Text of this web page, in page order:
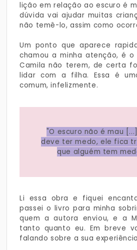
lição em relação ao escuro é
dúvida vai ajudar muitas
não temê-lo, assim como
Um ponto que aparece
chamou a minha atenção, é
Camila não terem, de certa
lidar com a filha. Essa é
comum, infelizmente.
"O escuro não é mau
deve ter medo, ele fica
que alguém tem
Li essa obra e fiquei
passei o livro para minha
quem a autora enviou, e a
tanto quanto eu. Em breve
falando sobre a sua